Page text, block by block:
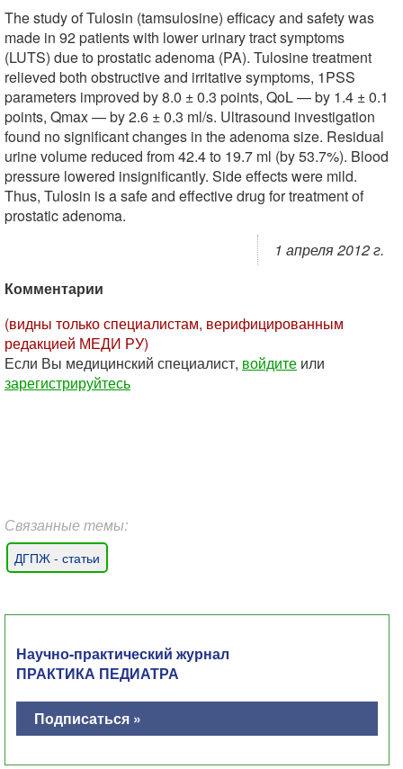
The study of Tulosin (tamsulosine) efficacy and safety was
made in 92 patients with lower urinary tract symptoms
(LUTS) due to prostatic adenoma (PA). Tulosine treatment
relieved both obstructive and irritative symptoms, 1PSS
parameters improved by 8.0 ± 0.3 points, QoL — by 1.4 ± 0.1
points, Qmax — by 2.6 ± 0.3 ml/s. Ultrasound investigation
found no significant changes in the adenoma size. Residual
urine volume reduced from 42.4 to 19.7 ml (by 53.7%). Blood
pressure lowered insignificantly. Side effects were mild.
Thus, Tulosin is a safe and effective drug for treatment of
prostatic adenoma.
1 апреля 2012 г.
Комментарии
(видны только специалистам, верифицированным
редакцией МЕДИ РУ)
Если Вы медицинский специалист, войдите или
зарегистрируйтесь
Связанные темы:
ДГПЖ - статьи
Научно-практический журнал
ПРАКТИКА ПЕДИАТРА
Подписаться »